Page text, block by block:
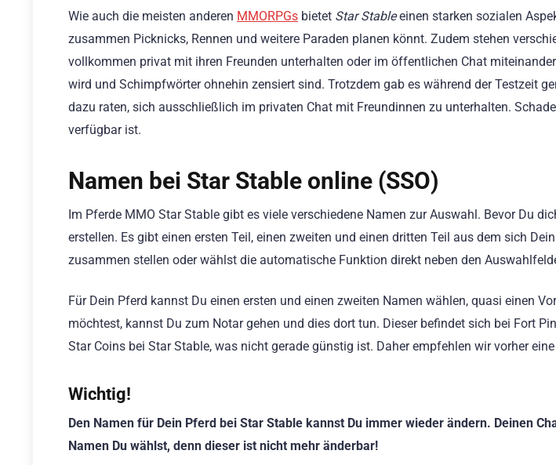
Wie auch die meisten anderen MMORPGs bietet Star Stableeinen starken sozialen
zusammen Picknicks, Rennen und weitere Paraden planen könnt. Zudem stehen
vollkommen privat mit ihren Freunden unterhalten oder im öffentlichen Chat
wird und Schimpfwörter ohnehin zensiert sind. Trotzdem gab es während der Testzeit
dazu raten, sich ausschließlich im privaten Chat mit Freundinnen zu unterhalten.
verfügbar ist.
Namen bei Star Stable online (SSO)
Im Pferde MMO Star Stable gibt es viele verschiedene Namen zur Auswahl. Bevor Du
erstellen. Es gibt einen ersten Teil, einen zweiten und einen dritten Teil aus dem sich
zusammen stellen oder wählst die automatische Funktion direkt neben den
Für Dein Pferd kannst Du einen ersten und einen zweiten Namen wählen, quasi einen
möchtest, kannst Du zum Notar gehen und dies dort tun. Dieser befindet sich bei Fort
Star Coins bei Star Stable, was nicht gerade günstig ist. Daher empfehlen wir vorher
Wichtig!
Den Namen für Dein Pferd bei Star Stable kannst Du immer wieder ändern. Deinen
Namen Du wählst, denn dieser ist nicht mehr änderbar!